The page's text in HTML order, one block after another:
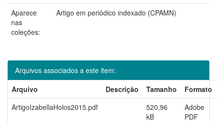
Aparece
nas
coleções:
Artigo em periódico indexado (CPAMN)
Arquivos associados a este item:
Arquivo
Descrição Tamanho
Formato
ArtigoIzabellaHolos2015.pdf
520,96
kB
Adobe
PDF